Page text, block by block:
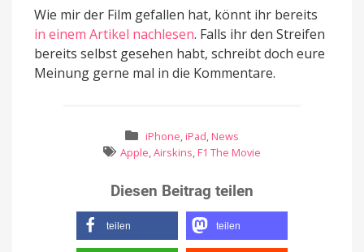
Wie mir der Film gefallen hat, könnt ihr bereits
in einem Artikel nachlesen. Falls ihr den Streifen
bereits selbst gesehen habt, schreibt doch eure
Meinung gerne mal in die Kommentare.
iPhone, iPad, News
Apple,Airskins, F1 The Movie
Diesen Beitrag teilen
teilen teilen